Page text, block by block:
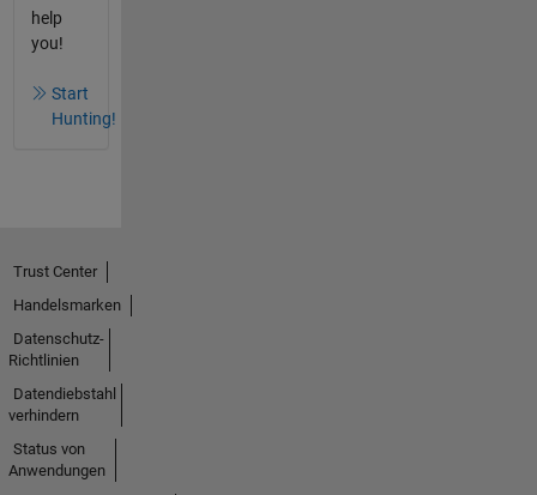
help
you!
Start
Hunting!
Trust Center
Handelsmarken
Datenschutz-
Richtlinien
Datendiebstahl
verhindern
Status von
Anwendungen